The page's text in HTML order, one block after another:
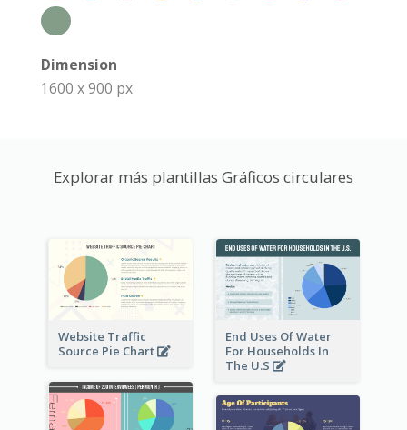
Dimension
1600 x 900 px
Explorar más plantillas Gráficos circulares
Website Traffic
Source Pie Chart
End Uses Of Water
For Households In
The U.S